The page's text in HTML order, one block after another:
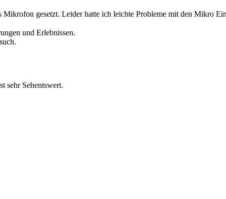
gesetzt. Leider hatte ich leichte Probleme mit den Mikro
und Erlebnissen.
sehr Sehentswert.